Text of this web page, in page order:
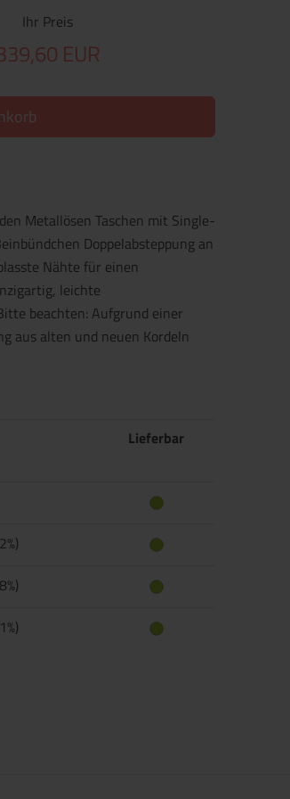
Ihr Preis
EUR
Metallösen Taschen mit Single-
Doppelabsteppung an
Nähte für einen
leichte
beachten: Aufgrund einer
aus alten und neuen Kordeln
Lieferbar